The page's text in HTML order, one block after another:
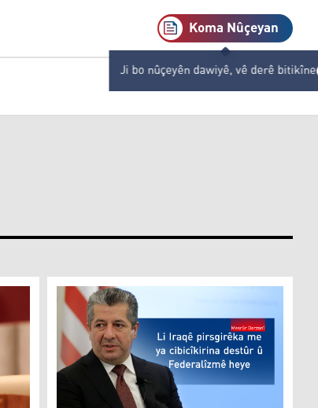
Koma Nûçeyan
Ji bo nûçeyên dawiyê, vê derê bitikîne